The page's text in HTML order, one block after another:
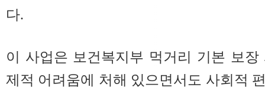
다.
이 사업은 보건복지부 먹거리 기본 보
제적 어려움에 처해 있으면서도 사회적